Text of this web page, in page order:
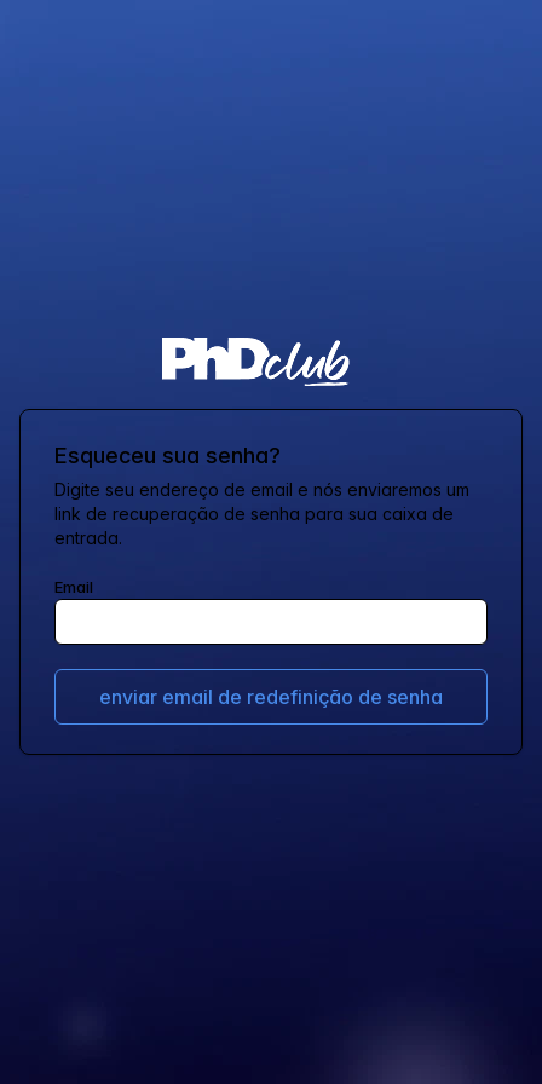
Esqueceu sua senha?
Digite seu endereço de email e nós enviaremos um
link de recuperação de senha para sua caixa de
entrada.
Email